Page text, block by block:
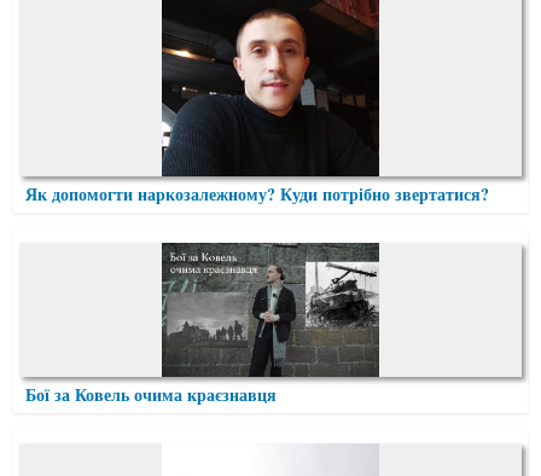
Як допомогти наркозалежному? Куди потрібно звертатися?
Бої за Ковель очима краєзнавця